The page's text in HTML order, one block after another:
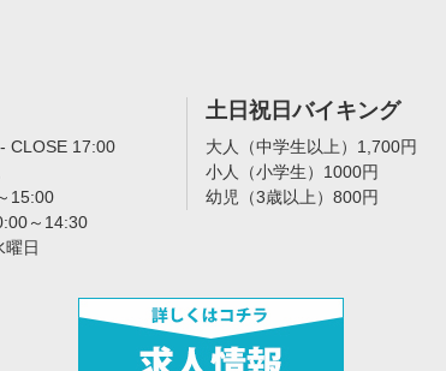
CLOSE 17:00
15:00
～14:30
曜日
土日祝日バイキング
大人（中学生以上）1,700円
小人（小学生）1000円
幼児（3歳以上）800円